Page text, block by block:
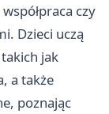
czy
Dzieci uczą
jak
a także
poznając